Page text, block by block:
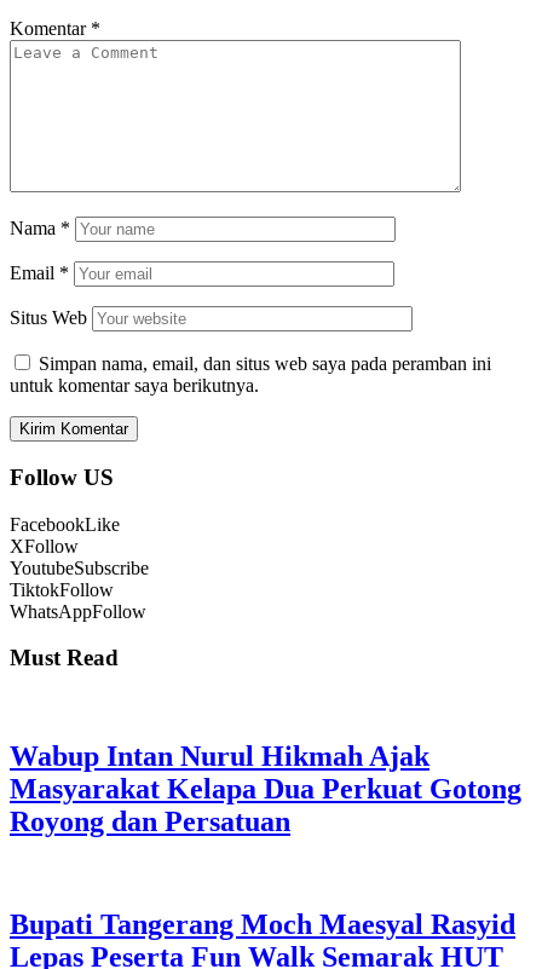
Komentar *
Nama *
Email *
Situs Web
Simpan nama, email, dan situs web saya pada peramban ini
untuk komentar saya berikutnya.
Follow US
FacebookLike
XFollow
YoutubeSubscribe
TiktokFollow
WhatsAppFollow
Must Read
Wabup Intan Nurul Hikmah Ajak
Masyarakat Kelapa Dua Perkuat Gotong
Royong dan Persatuan
Bupati Tangerang Moch Maesyal Rasyid
Lepas Peserta Fun Walk Semarak HUT